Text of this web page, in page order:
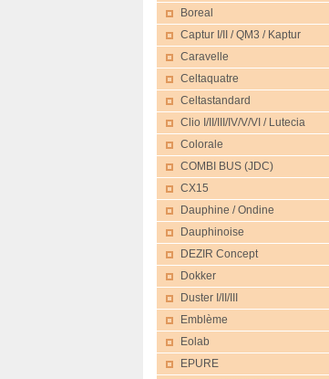
Boreal
Captur I/II / QM3 / Kaptur
Caravelle
Celtaquatre
Celtastandard
Clio I/II/III/IV/V/VI / Lutecia
Colorale
COMBI BUS (JDC)
CX15
Dauphine / Ondine
Dauphinoise
DEZIR Concept
Dokker
Duster I/II/III
Emblème
Eolab
EPURE